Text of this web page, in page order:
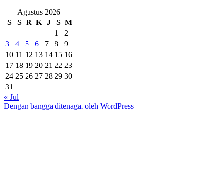
Agustus 2026
S
S R K J S M
1
2
3
4 5 6 7 8
9
10 11 12 13 14 15 16
17 18 19 20 21 22 23
24 25 26 27 28 29 30
31
« Jul
Dengan bangga ditenagai oleh WordPress